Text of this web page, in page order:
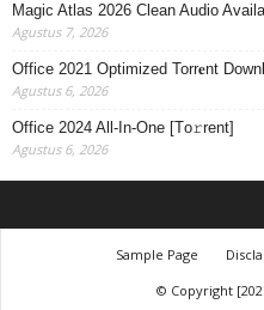
Magic Atlas 2026 Clean Audio
Agustus 7, 2026
Office 2021 Optimized Torr𝐞nt
Agustus 6, 2026
Office 2024 All-In-One [Тo𝚛rent]
Agustus 6, 2026
Sample Page
© Copyright